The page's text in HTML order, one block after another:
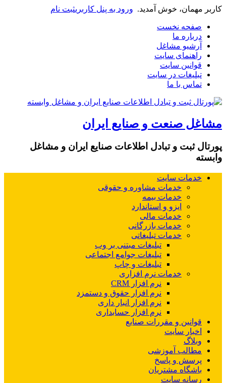
کاربر مهمان، خوش آمدید. ورود به پنل کاربریثبت نام
صفحه نخست
درباره ما
آرشیو مشاغل
راهنمای سایت
قوانین سایت
تبلیغات در سایت
تماس با ما
مشاغل صنعت و صنایع ایران
پورتال ثبت و تبادل اطلاعات صنایع ایران و مشاغل
وابسته
خدمات سایت
خدمات مشاوره و حقوقی
خدمات بیمه
ایزو و استاندارد
خدمات مالی
خدمات بازرگانی
خدمات تبلیغاتی
تبلیغات مبتنی بر وب
تبلیغات جوامع اجتماعی
تبلیغات و چاپ
خدمات نرم افزاری
نرم افزار CRM
نرم افزار حقوق و دستمزد
نرم افزار انبار داری
نرم افزار حسابداری
قوانین و مقررات صنایع
اخبار سایت
وبلاگ
مطالب آموزشی
پرسش و پاسخ
باشگاه مشتریان
رسانه سایت